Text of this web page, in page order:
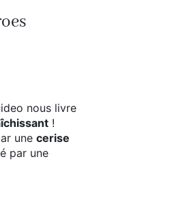
nous livre
!
une cerise
par une